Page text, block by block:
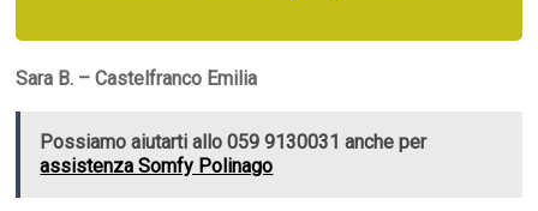
Sara B. – Castelfranco Emilia
Possiamo aiutarti allo 059 9130031 anche per
assistenza Somfy Polinago